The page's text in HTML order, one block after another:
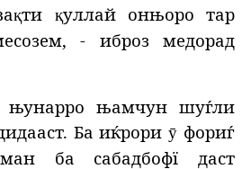
қти қуллай онњоро тар
- иброз медорад
њунарро њамчун шуѓли
Ба иќрориӯ фориѓ
ба сабадбофї даст